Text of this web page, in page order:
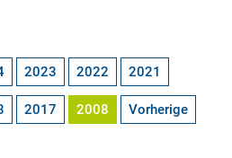
2023 2022 2021
2017 2008 Vorherige